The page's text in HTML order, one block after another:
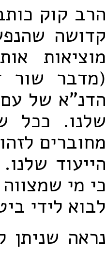
הרב קוק
קדושה
מוציאות
(מדבר שור
הדנ"א של עם
שלנו. ככל
מחוברים
הייעוד
כי מי
לבוא לידי
נראה שניתן